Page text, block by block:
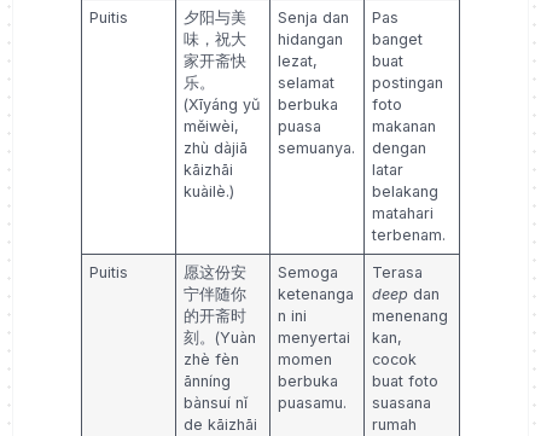
Puitis
夕阳与美
味，祝大
家开斋快
乐。
(Xīyáng yǔ
měiwèi,
zhù dàjiā
kāizhāi
kuàilè.)
Senja dan
hidangan
lezat,
selamat
berbuka
puasa
semuanya.
Pas
banget
buat
postingan
foto
makanan
dengan
latar
belakang
matahari
terbenam.
Puitis
愿这份安
宁伴随你
的开斋时
刻。(Yuàn
zhè fèn
ānníng
bànsuí nǐ
de kāizhāi
Semoga
ketenanga
n ini
menyertai
momen
berbuka
puasamu.
Terasa
deep dan
menenang
kan,
cocok
buat foto
suasana
rumah